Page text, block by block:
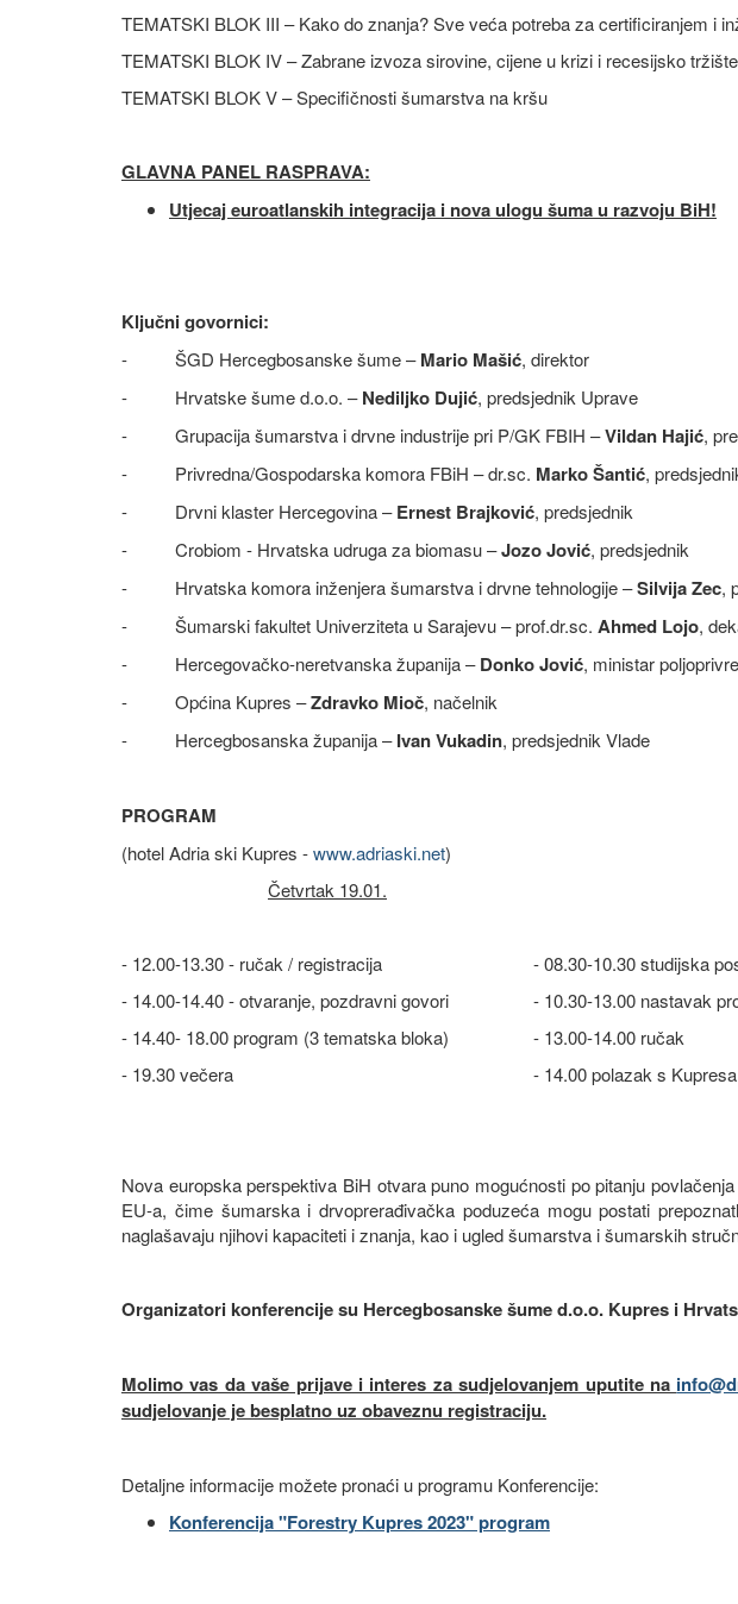
TEMATSKI BLOK III – Kako do znanja? Sve veća potreba za certificiranjem i
TEMATSKI BLOK IV – Zabrane izvoza sirovine, cijene u krizi i recesijsko tržište
TEMATSKI BLOK V – Specifičnosti šumarstva na kršu
GLAVNA PANEL RASPRAVA:
Utjecaj euroatlanskih integracija i nova ulogu šuma u razvoju BiH!
Ključni govornici:
- ŠGD Hercegbosanske šume –Mario Mašić, direktor
- Hrvatske šume d.o.o. –Nediljko Dujić, predsjednik Uprave
- Grupacija šumarstva i drvne industrije pri P/GK FBIH –Vildan Hajić,
- Privredna/Gospodarska komora FBiH – dr.sc. Marko Šantić,
- Drvni klaster Hercegovina –Ernest Brajković, predsjednik
- Crobiom - Hrvatska udruga za biomasu –Jozo Jović, predsjednik
- Hrvatska komora inženjera šumarstva i drvne tehnologije –Silvija Zec,
- Šumarski fakultet Univerziteta u Sarajevu – prof.dr.sc. Ahmed Lojo,
- Hercegovačko-neretvanska županija –Donko Jović, ministar
- Općina Kupres –Zdravko Mioč, načelnik
- Hercegbosanska županija –Ivan Vukadin, predsjednik Vlade
PROGRAM
(hotel Adria ski Kupres -www.adriaski.net)
Četvrtak 19.01.
- 12.00-13.30 - ručak / registracija
- 14.00-14.40 - otvaranje, pozdravni govori
- 14.40- 18.00 program (3 tematska bloka)
- 19.30 večera
- 08.30-10.30 studijska
- 10.30-13.00 nastavak
- 13.00-14.00 ručak
- 14.00 polazak s Kupresa
Nova europska perspektiva BiH otvara puno mogućnosti po pitanju
EU-a, čime šumarska i drvoprerađivačka poduzeća mogu postati
naglašavaju njihovi kapaciteti i znanja, kao i ugled šumarstva i šumarskih
Organizatori konferencije su Hercegbosanske šume d.o.o. Kupres i
Molimo vas da vaše prijave i interes za sudjelovanjem uputite na
sudjelovanje je besplatno uz obaveznu registraciju.
Detaljne informacije možete pronaći u programu Konferencije:
Konferencija "Forestry Kupres 2023" program